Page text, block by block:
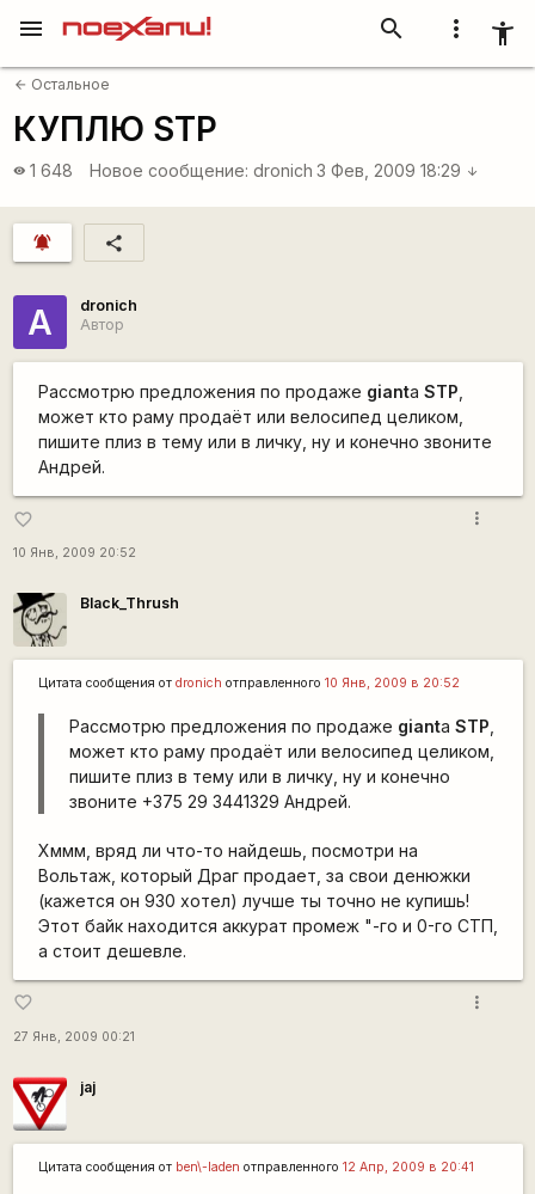
more_vert accessibility_new
search
menu
arrow_back Остальное
КУПЛЮ STP
visibility 1 648 Новое сообщение: dronich 3 Фев, 2009 18:29 arrow_downward
notifications_active share
А
dronich
Автор
Рассмотрю предложения по продаже gianta STP
может кто раму продаёт или велосипед целиком,
пишите плиз в тему или в личку, ну и конечно звоните
Андрей.
favorite_border
10 Янв, 2009 20:52
more_vert
Black_Thrush
Цитата сообщения от dronich отправленного 10 Янв, 2009 в 20:52
Рассмотрю предложения по продаже gianta STP
может кто раму продаёт или велосипед целиком,
пишите плиз в тему или в личку, ну и конечно
звоните +375 29 3441329 Андрей.
Хммм, вряд ли что-то найдешь, посмотри на
Вольтаж, который Драг продает, за свои денюжки
(кажется он 930 хотел) лучше ты точно не купишь!
Этот байк находится аккурат промеж "-го и 0-го СТП,
а стоит дешевле.
favorite_border
27 Янв, 2009 00:21
more_vert
jaj
Цитата сообщения от ben\-laden отправленного 12 Апр, 2009 в 20:41